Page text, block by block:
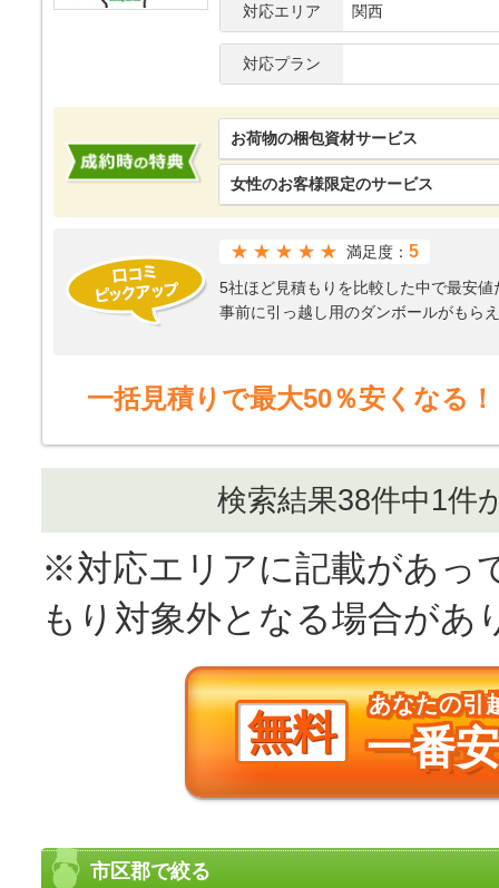
対応エリア 関西
対応プラン
お荷物の梱包資材サービス
女性のお客様限定のサービス
★★★★★ 満足度： 5
5社ほど見積もりを比較した中で最安
事前に引っ越し用のダンボールがもら
当日は、こちらから引越し先の前に
れたのには本当に感謝したいと思った。
一括見積りで最大50％安くなる！
検索結果38件中1件
※対応エリアに記載があっ
もり対象外となる場合があ
無料
あなたの引
一番
市区郡で絞る